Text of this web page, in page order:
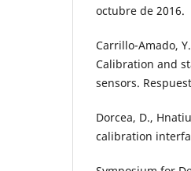
octubre de 2016.
Carrillo-Amado,
Calibration and
sensors.
Dorcea, D.,
calibration